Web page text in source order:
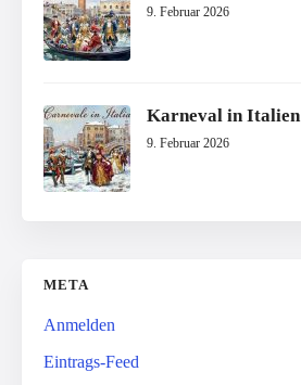
9. Februar 2026
Karneval in Italien
9. Februar 2026
META
Anmelden
Eintrags-Feed